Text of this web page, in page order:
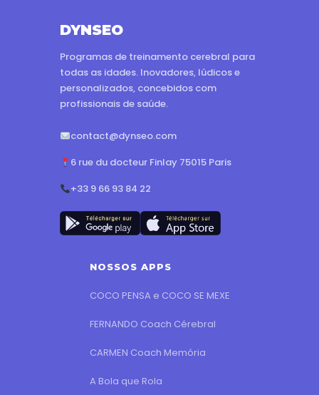
DYNSEO
Programas de treinamento cerebral para
todas as idades. Inovadores, lúdicos e
personalizados, concebidos com
profissionais de saúde.
contact@dynseo.com
6 rue du docteur Finlay 75015 Paris
+33 9 66 93 84 22
NOSSOS APPS
COCO PENSA e COCO SE MEXE
FERNANDO Coach Cérebral
CARMEN Coach Memória
A Bola que Rola